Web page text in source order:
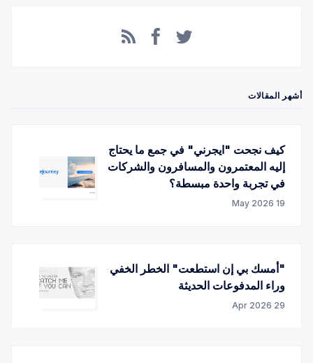
أشهر المقالات
كيف نجحت "ايجرني" في جمع ما يحتاج
إليه المعتمرون والمسافرون والشركات
في تجربة واحدة مبسطة؟
19 May 2026
"أمسك بي إن استطعت" الخطر الخفي
وراء المدفوعات الحديثة
29 Apr 2026